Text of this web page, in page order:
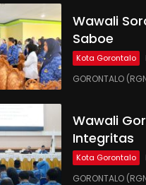
Wawali
Saboe
Kota Gorontalo
GORONTALO
Wawali
Integritas
Kota Gorontalo
GORONTALO